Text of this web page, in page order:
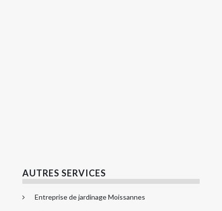
AUTRES SERVICES
Entreprise de jardinage Moissannes